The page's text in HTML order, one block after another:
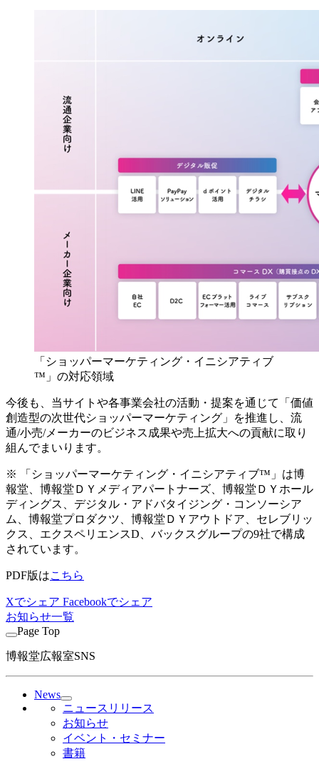
「ショッパーマーケティング・イニシアティブ
™」の対応領域
今後も、当サイトや各事業会社の活動・提案を通じて「価値
創造型の次世代ショッパーマーケティング」を推進し、流
通/小売/メーカーのビジネス成果や売上拡大への貢献に取り
組んでまいります。
※ 「ショッパーマーケティング・イニシアティブ™」は博
報堂、博報堂ＤＹメディアパートナーズ、博報堂ＤＹホール
ディングス、デジタル・アドバタイジング・コンソーシア
ム、博報堂プロダクツ、博報堂ＤＹアウトドア、セレブリッ
クス、エクスペリエンスD、バックスグループの9社で構成
されています。
PDF版はこちら
Xでシェア Facebookでシェア
お知らせ一覧
Page Top
博報堂広報室SNS
News
ニュースリリース
お知らせ
イベント・セミナー
書籍